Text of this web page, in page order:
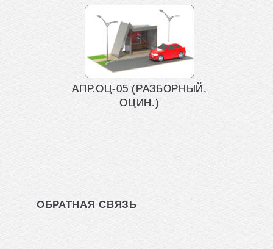
АПР.ОЦ-05 (РАЗБОРНЫЙ,
ОЦИН.)
ОБРАТНАЯ СВЯЗЬ